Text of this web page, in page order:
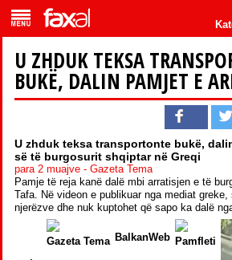
U ZHDUK TEKSA
BUKË, DALIN PAMJET E
U zhduk teksa transportonte bukë,
së të burgosurit shqiptar në Greqi
para 2 muajve - Gazeta Tema
Pamje të reja kanë dalë mbi arratisjen e të
Tafa. Në videon e publikuar nga mediat
njerëzve dhe nuk kuptohet që sapo ka dalë
Gazeta Tema BalkanWeb Pamfleti